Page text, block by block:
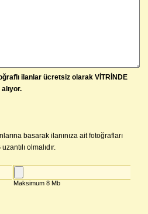
ilanlar ücretsiz olarak VİTRİNDE
basarak ilanınıza ait fotoğrafları
olmalıdır.